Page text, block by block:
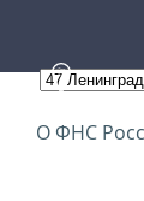
О ФНС